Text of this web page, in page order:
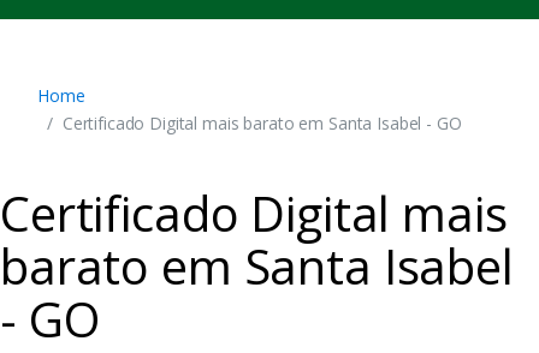
:
Home
Certificado Digital mais barato em Santa Isabel - GO
Certificado Digital mais
barato em Santa Isabel
- GO